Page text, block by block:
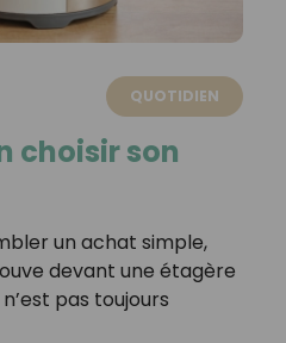
QUOTIDIEN
choisir son
un achat simple,
devant une étagère
pas toujours